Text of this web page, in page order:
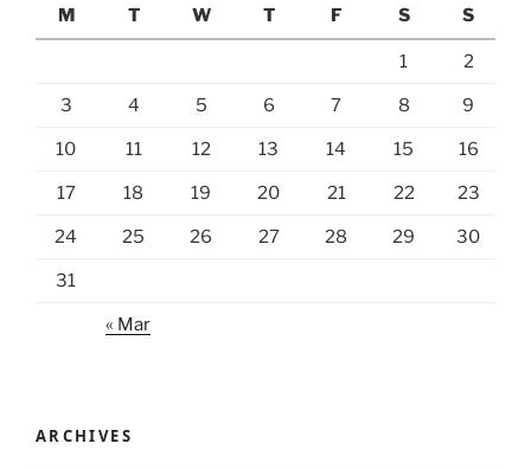
M
T W T F S S
1 2
3 4 5 6 7 8 9
10 11 12 13 14 15 16
17 18 19 20 21 22 23
24 25 26 27 28 29 30
31
« Mar
ARCHIVES